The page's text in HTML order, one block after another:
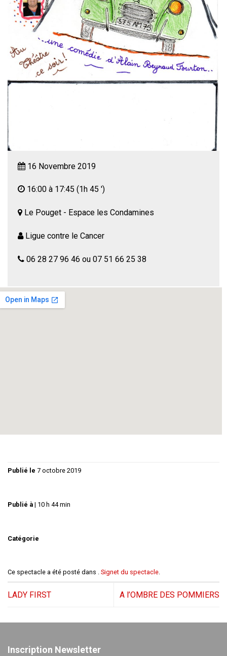
16 Novembre 2019
16:00 à 17:45 (1h 45 ')
Le Pouget - Espace les Condamines
Ligue contre le Cancer
06 28 27 96 46 ou 07 51 66 25 38
Comédie hilarante de Alain Reynaud Fourton. Durée : 1h45.
Publié le 7 octobre 2019
Publié à | 10 h 44 min
Catégorie
Ce spectacle a été posté dans . Signet du spectacle.
LADY FIRST A l’OMBRE DES POMMIERS
Inscription Newsletter